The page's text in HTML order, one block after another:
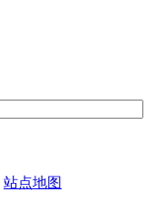
站点地图